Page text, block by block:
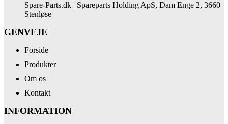
Spare-Parts.dk | Spareparts Holding ApS, Dam Enge 2, 3660
Stenløse
GENVEJE
Forside
Produkter
Om os
Kontakt
INFORMATION